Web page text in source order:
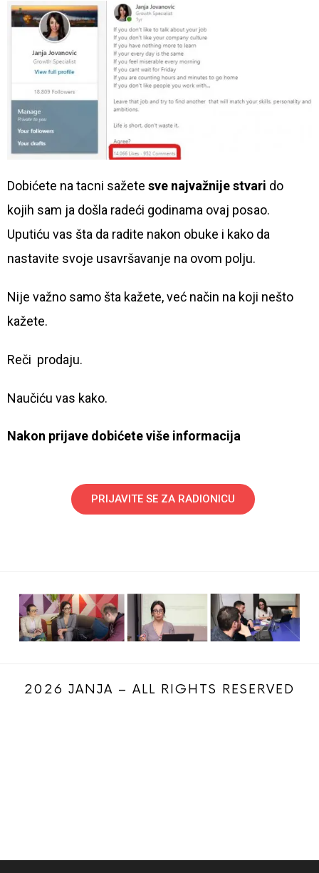
Dobićete na tacni sažete sve najvažnije stvari do
kojih sam ja došla radeći godinama ovaj posao.
Uputiću vas šta da radite nakon obuke i kako da
nastavite svoje usavršavanje na ovom polju.
Nije važno samo šta kažete, već način na koji nešto
kažete.
Reči prodaju.
Naučiću vas kako.
Nakon prijave dobićete više informacija
PRIJAVITE SE ZA RADIONICU
2026 JANJA – ALL RIGHTS RESERVED